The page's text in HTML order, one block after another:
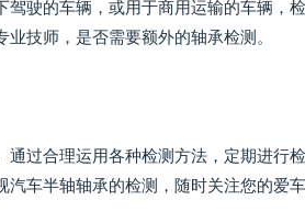
驶的车辆，或用于商用运输的车辆，
技师，是否需要额外的轴承检测。
过合理运用各种检测方法，定期进行
车半轴轴承的检测，随时关注您的爱